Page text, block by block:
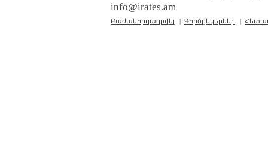
info@irates.am
Բաժանորդագրվել | Գործընկերներ |